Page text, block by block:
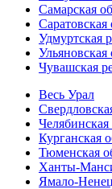
Самарская
Саратовская
Удмуртская
Ульяновская
Чувашская
Весь Урал
Челябинская
Курганская
Тюменская
Ханты-
Ямало-